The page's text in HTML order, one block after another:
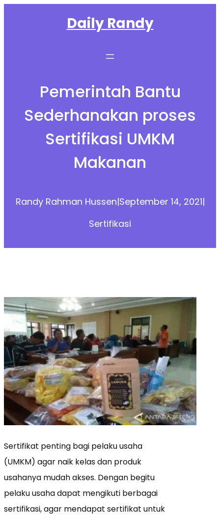
Daily Randy
Pemerintah Bantu
Sederhanakan proses
Sertifikasi UMKM
Makanan
Randy Rahman Hussen|September 14, 2021|
Sertifikasi
Sertifikat penting bagi pelaku usaha
(UMKM) agar naik kelas dan produk
usahanya mudah akses. Dengan begitu
pelaku usaha dapat mengikuti berbagai
sertifikasi, agar mendapat sertifikat untuk